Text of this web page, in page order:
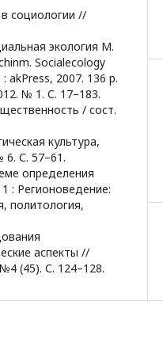
социологии //
экология М.
Socialecology
akPress, 2007. 136 р.
№ 1. С. 17–183.
/ сост.
культура,
С. 57–61.
определения
: Регионоведение:
политология,
аспекты //
(45). С. 124–128.